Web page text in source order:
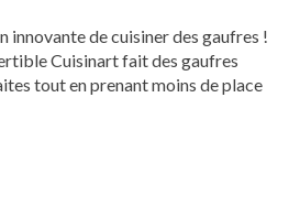
innovante de cuisiner des gaufres !
Cuisinart fait des gaufres
tout en prenant moins de place